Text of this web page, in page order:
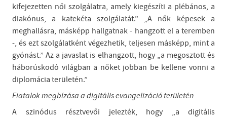
kifejezetten női szolgálatra, amely kiegészíti a plébános, a
diakónus, a katekéta szolgálatát.” „A nők képesek a
meghallásra, másképp hallgatnak - hangzott el a teremben
-, és ezt szolgálatként végezhetik, teljesen másképp, mint a
gyónást.” Az a javaslat is elhangzott, hogy „a megosztott és
háborúskodó világban a nőket jobban be kellene vonni a
diplomácia területén.”
Fiatalok megbízása a digitális evangelizáció területén
A szinódus résztvevői jelezték, hogy „a digitális